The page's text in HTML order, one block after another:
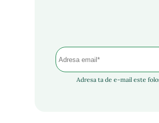
Adresa ta de e-mail este